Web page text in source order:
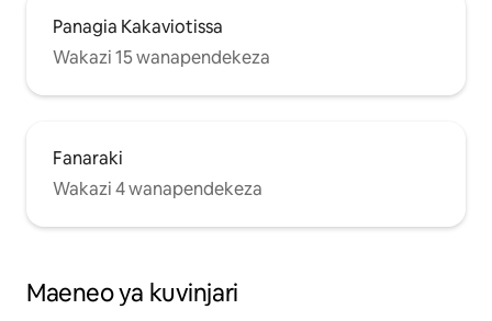
Panagia Kakaviotissa
Wakazi 15 wanapendekeza
Fanaraki
Wakazi 4 wanapendekeza
Maeneo ya kuvinjari